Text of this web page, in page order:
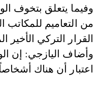
وفيما يتعلق بتخوف
من التعاميم
القرار التركي
وأضاف اليازجي: إن
اعتبار أن هناك